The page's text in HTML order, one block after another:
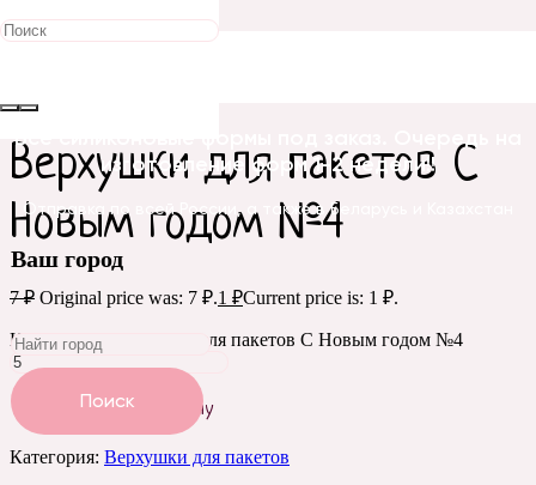
Все силиконовые формы под заказ. Очередь на
изготовление форм 1-2 недели!!
Отправка по всей России, а также в Беларусь и Казахстан
Ваш город
Поиск
Распродажа!
Верхушки для пакетов С
Новым годом №4
7₽ Original price was: 7 ₽.1 ₽Current price is: 1 ₽.
Количество Верхушки для пакетов С Новым годом №4
Добавить в корзину
Категория: Верхушки для пакетов